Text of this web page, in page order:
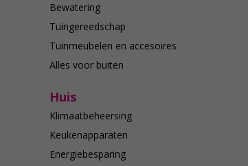
Bewatering
Tuingereedschap
Tuinmeubelen en accesoires
Alles voor buiten
Huis
Klimaatbeheersing
Keukenapparaten
Energiebesparing